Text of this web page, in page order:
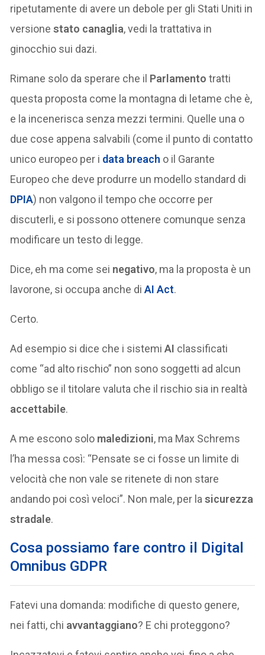
ripetutamente di avere un debole per gli Stati Uniti in
versionestato canaglia, vedi la trattativa in
ginocchio sui dazi.
Rimane solo da sperare che il Parlamento tratti
questa proposta come la montagna di letame che è,
e la incenerisca senza mezzi termini. Quelle una o
due cose appena salvabili (come il punto di contatto
unico europeo per i data breach o il Garante
Europeo che deve produrre un modello standard di
DPIA) non valgono il tempo che occorre per
discuterli, e si possono ottenere comunque senza
modificare un testo di legge.
Dice, eh ma come sei negativo, ma la proposta è un
lavorone, si occupa anche diAI Act.
Certo.
Ad esempio si dice che i sistemiAI classificati
come “ad alto rischio” non sono soggetti ad alcun
obbligo se il titolare valuta che il rischio sia in realtà
accettabile.
A me escono solo maledizioni, ma Max Schrems
l’ha messa così: “Pensate se ci fosse un limite di
velocità che non vale se ritenete di non stare
andando poi così veloci”. Non male, per lasicurezza
stradale.
Cosa possiamo fare contro il Digital
Omnibus GDPR
Fatevi una domanda: modifiche di questo genere,
nei fatti, chi avvantaggiano? E chi proteggono?